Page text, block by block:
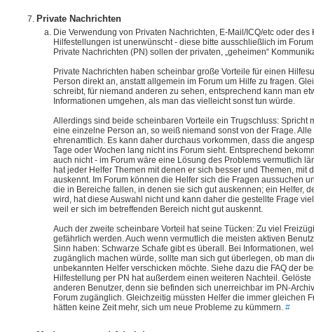
Private Nachrichten
Die Verwendung von Privaten Nachrichten, E-Mail/ICQ/etc oder des
Hilfestellungen ist unerwünscht - diese bitte ausschließlich im
Private Nachrichten (PN) sollen der privaten, „geheimen“
Private Nachrichten haben scheinbar große Vorteile für einen
Person direkt an, anstatt allgemein im Forum um Hilfe zu fragen.
schreibt, für niemand anderen zu sehen, entsprechend kann man
Informationen umgehen, als man das vielleicht sonst tun würde.
Allerdings sind beide scheinbaren Vorteile ein Trugschluss: Spricht
eine einzelne Person an, so weiß niemand sonst von der Frage.
ehrenamtlich. Es kann daher durchaus vorkommen, dass die
Tage oder Wochen lang nicht ins Forum sieht. Entsprechend
auch nicht - im Forum wäre eine Lösung des Problems vermutlich
hat jeder Helfer Themen mit denen er sich besser und Themen, mit
auskennt. Im Forum können die Helfer sich die Fragen aussuchen
die in Bereiche fallen, in denen sie sich gut auskennen; ein Helfer,
wird, hat diese Auswahl nicht und kann daher die gestellte Frage
weil er sich im betreffenden Bereich nicht gut auskennt.
Auch der zweite scheinbare Vorteil hat seine Tücken: Zu viel
gefährlich werden. Auch wenn vermutlich die meisten aktiven
Sinn haben: Schwarze Schafe gibt es überall. Bei Informationen,
zugänglich machen würde, sollte man sich gut überlegen, ob man
unbekannten Helfer verschicken möchte. Siehe dazu die FAQ der
Hilfestellung per PN hat außerdem einen weiteren Nachteil.
anderen Benutzer, denn sie befinden sich unerreichbar im PN-
Forum zugänglich. Gleichzeitig müssten Helfer die immer gleichen
hätten keine Zeit mehr, sich um neue Probleme zu kümmern. #